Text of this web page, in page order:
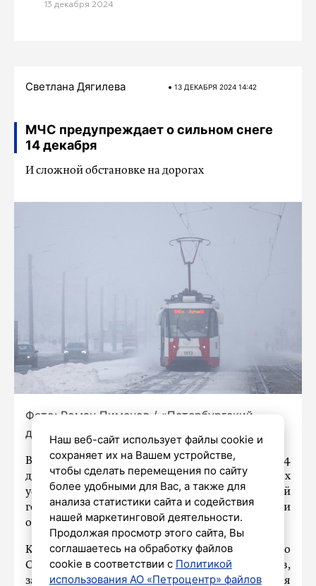
13 декабря 2024
Светлана Дягилева 13 ДЕКАБРЯ 2024 14:42
МЧС предупреждает о сильном снеге
14 декабря
И сложной обстановке на дорогах
Фото: Роман Пименов / «Петербургский
дневник»
В Петербурге в предстоящую субботу, 14
декабря, ожидается ухудшение погодных
условий. Спасатели просят жителей и гостей
города быть предельно внимательными и
осторожными.
Как сообщает пресс-служба ГУ МЧС России по
Санкт-Петербургу со ссылкой на синоптиков,
завтра в Северной столице местами ожидается
Наш веб-сайт использует файлы cookie и
сохраняет их на Вашем устройстве,
чтобы сделать перемещения по сайту
более удобными для Вас, а также для
анализа статистики сайта и содействия
нашей маркетинговой деятельности.
Продолжая просмотр этого сайта, Вы
соглашаетесь на обработку файлов
cookie в соответствии с Политикой
использования АО «Петроцентр» файлов